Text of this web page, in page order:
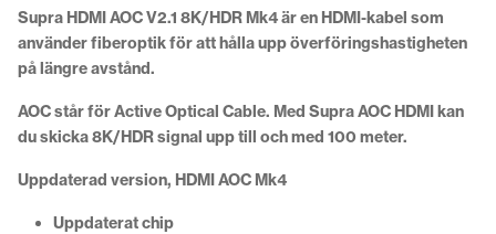
Supra HDMI AOC V2.1 8K/HDR Mk4 är en HDMI-kabel som
använder fiberoptik för att hålla upp överföringshastigheten
på längre avstånd.
AOC står för Active Optical Cable. Med Supra AOC HDMI kan
du skicka 8K/HDR signal upp till och med 100 meter.
Uppdaterad version, HDMI AOC Mk4
Uppdaterat chip